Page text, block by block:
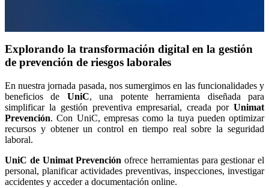
Explorando la transformación digital en la gestión
de prevención de riesgos laborales
En nuestra jornada pasada, nos sumergimos en las funcionalidades y
beneficios de UniC, una potente herramienta diseñada para
simplificar la gestión preventiva empresarial, creada por Unimat
Prevención. Con UniC, empresas como la tuya pueden optimizar
recursos y obtener un control en tiempo real sobre la seguridad
laboral.
UniC de Unimat Prevención ofrece herramientas para gestionar el
personal, planificar actividades preventivas, inspecciones, investigar
accidentes y acceder a documentación online.